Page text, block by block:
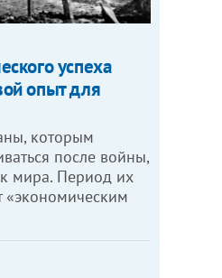
успеха
опыт для
которым
после войны,
мира. Период их
«экономическим